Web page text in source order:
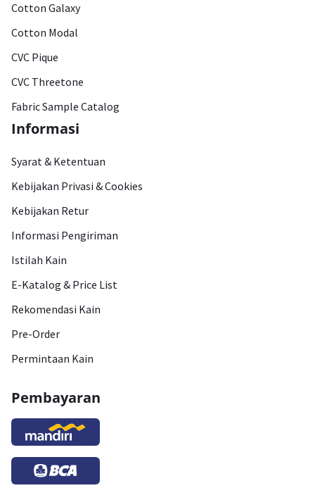
Cotton Galaxy
Cotton Modal
CVC Pique
CVC Threetone
Fabric Sample Catalog
Informasi
Syarat & Ketentuan
Kebijakan Privasi & Cookies
Kebijakan Retur
Informasi Pengiriman
Istilah Kain
E-Katalog & Price List
Rekomendasi Kain
Pre-Order
Permintaan Kain
Pembayaran